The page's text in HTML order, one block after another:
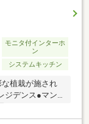
モニタ付インターホ
ン
システムキッチン
植栽が施され
ジデンス●マン
セス 「新田一